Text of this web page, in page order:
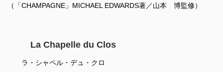
（「CHAMPAGNE」MICHAEL EDWARDS著／山本 博監修）
La Chapelle du Clos
ラ・シャペル・デュ・クロ